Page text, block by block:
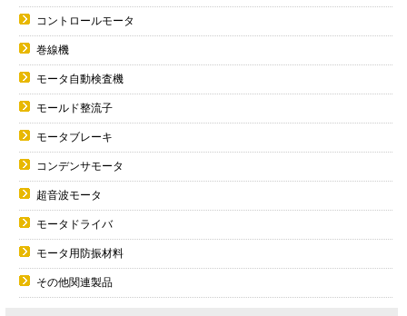
コントロールモータ
巻線機
モータ自動検査機
モールド整流子
モータブレーキ
コンデンサモータ
超音波モータ
モータドライバ
モータ用防振材料
その他関連製品